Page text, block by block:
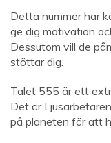
Detta nummer har
ge dig motivation
Dessutom vill de
stöttar dig.
Talet 555 är ett
Det är
på planeten för att